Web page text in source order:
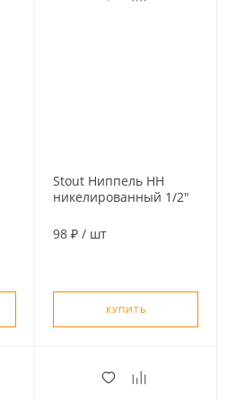
Stout Ниппель HH
никелированный 1/2"
98 ₽ / шт
КУПИТЬ